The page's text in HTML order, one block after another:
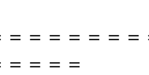
＝＝＝＝＝＝
＝＝＝